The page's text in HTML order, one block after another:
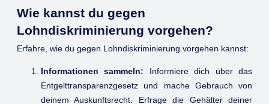
Wie kannst du gegen
Lohndiskriminierung vorgehen?
Erfahre, wie du gegen Lohndiskriminierung vorgehen kannst:
Informationen sammeln: Informiere dich über das
Entgelttransparenzgesetz und mache Gebrauch von
deinem Auskunftsrecht. Erfrage die Gehälter deiner